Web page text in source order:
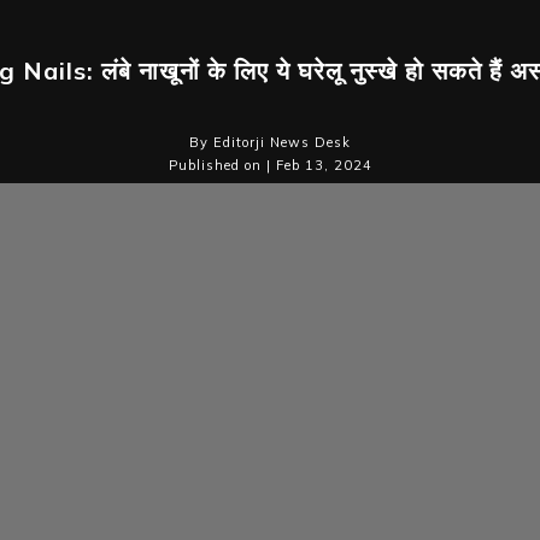
Nails: लंबे नाखूनों के लिए ये घरेलू नुस्खे हो सकते हैं
By Editorji News Desk
Published on | Feb 13, 2024